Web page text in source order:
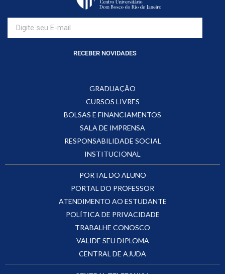
RECEBER NOVIDADES
GRADUAÇÃO
CURSOS LIVRES
BOLSAS E FINANCIAMENTOS
SALA DE IMPRENSA
RESPONSABILIDADE SOCIAL
INSTITUCIONAL
PORTAL DO ALUNO
PORTAL DO PROFESSOR
ATENDIMENTO AO ESTUDANTE
POLÍTICA DE PRIVACIDADE
TRABALHE CONOSCO
VALIDE SEU DIPLOMA
CENTRAL DE AJUDA